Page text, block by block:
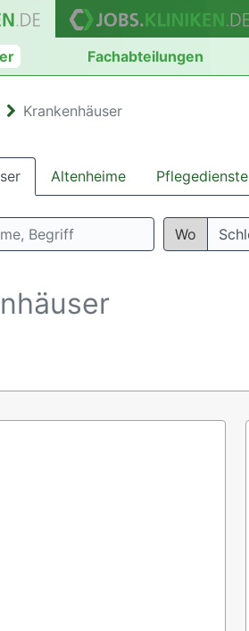
Fachabteilungen
Krankenhäuser
Altenheime Pflegedienste
Wo